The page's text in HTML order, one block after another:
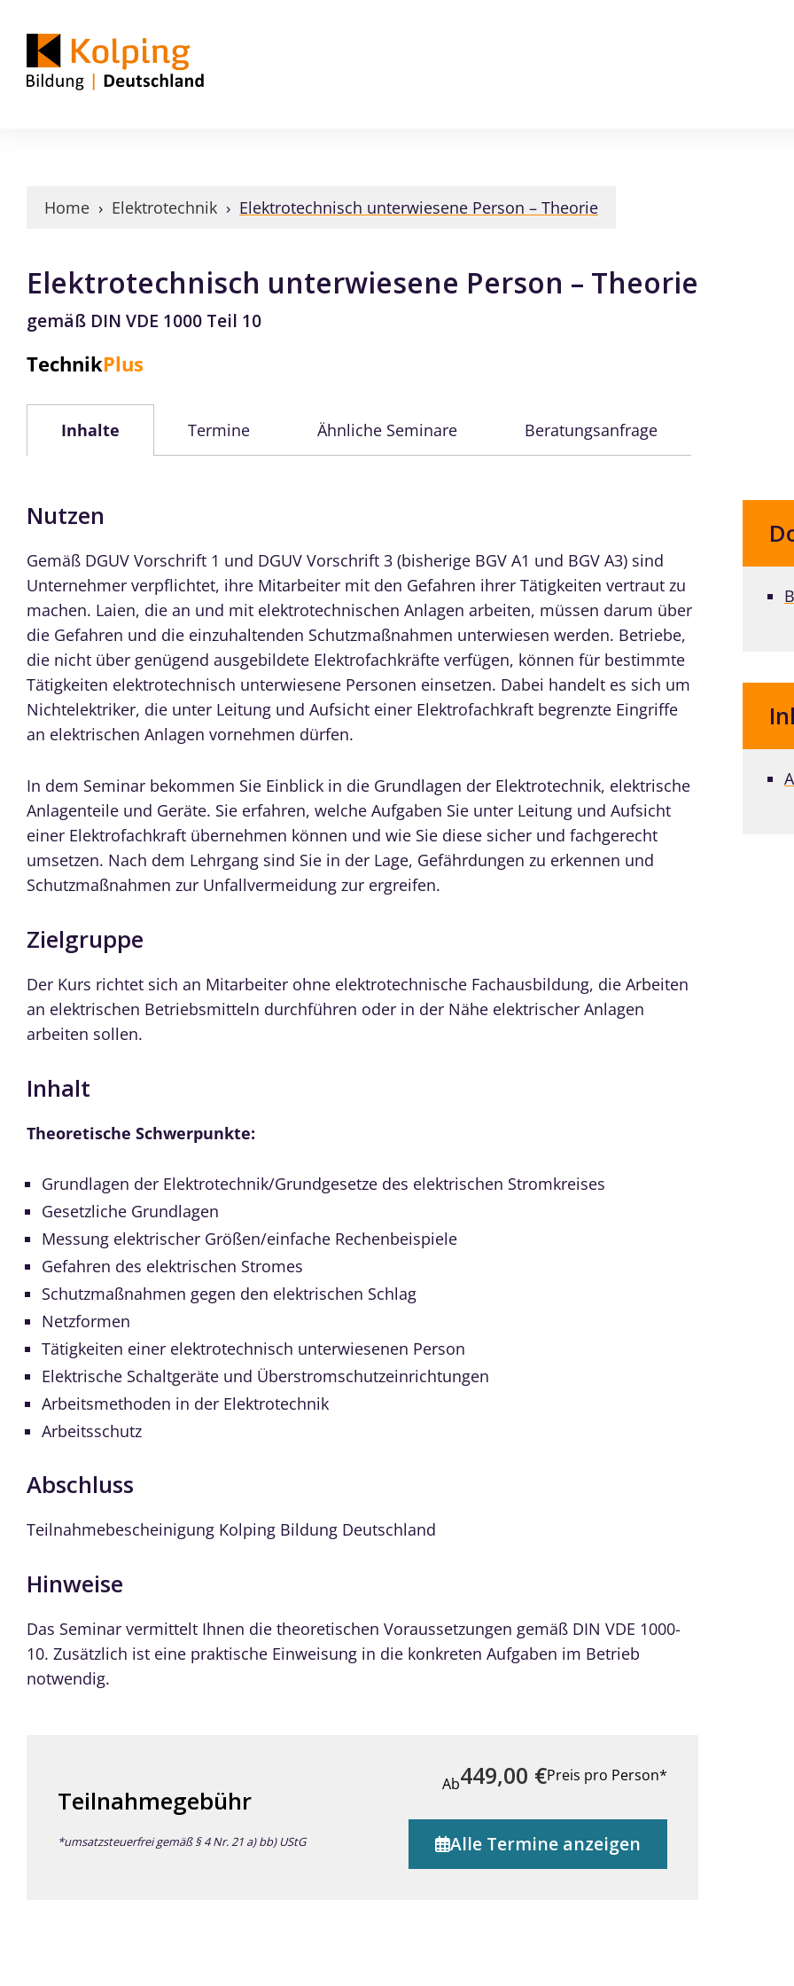
Home › Elektrotechnik › Elektrotechnisch unterwiesene Person – Theorie
Elektrotechnisch unterwiesene Person – Theorie
gemäß DIN VDE 1000 Teil 10
TechnikPlus
Inhalte Termine Ähnliche Seminare Beratungsanfrage
Nutzen
Gemäß DGUV Vorschrift 1 und DGUV Vorschrift 3 (bisherige BGV A1 und BGV A3) sind
Unternehmer verpflichtet, ihre Mitarbeiter mit den Gefahren ihrer Tätigkeiten vertraut zu
machen. Laien, die an und mit elektrotechnischen Anlagen arbeiten, müssen darum über
die Gefahren und die einzuhaltenden Schutzmaßnahmen unterwiesen werden. Betriebe,
die nicht über genügend ausgebildete Elektrofachkräfte verfügen, können für bestimmte
Tätigkeiten elektrotechnisch unterwiesene Personen einsetzen. Dabei handelt es sich um
Nichtelektriker, die unter Leitung und Aufsicht einer Elektrofachkraft begrenzte Eingriffe
an elektrischen Anlagen vornehmen dürfen.
In dem Seminar bekommen Sie Einblick in die Grundlagen der Elektrotechnik, elektrische
Anlagenteile und Geräte. Sie erfahren, welche Aufgaben Sie unter Leitung und Aufsicht
einer Elektrofachkraft übernehmen können und wie Sie diese sicher und fachgerecht
umsetzen. Nach dem Lehrgang sind Sie in der Lage, Gefährdungen zu erkennen und
Schutzmaßnahmen zur Unfallvermeidung zur ergreifen.
Zielgruppe
Der Kurs richtet sich an Mitarbeiter ohne elektrotechnische Fachausbildung, die Arbeiten
an elektrischen Betriebsmitteln durchführen oder in der Nähe elektrischer Anlagen
arbeiten sollen.
Inhalt
Theoretische Schwerpunkte:
Grundlagen der Elektrotechnik/Grundgesetze des elektrischen Stromkreises
Gesetzliche Grundlagen
Messung elektrischer Größen/einfache Rechenbeispiele
Gefahren des elektrischen Stromes
Schutzmaßnahmen gegen den elektrischen Schlag
Netzformen
Tätigkeiten einer elektrotechnisch unterwiesenen Person
Elektrische Schaltgeräte und Überstromschutzeinrichtungen
Arbeitsmethoden in der Elektrotechnik
Arbeitsschutz
Abschluss
Teilnahmebescheinigung Kolping Bildung Deutschland
Hinweise
Das Seminar vermittelt Ihnen die theoretischen Voraussetzungen gemäß DIN VDE 1000-
10. Zusätzlich ist eine praktische Einweisung in die konkreten Aufgaben im Betrieb
notwendig.
Teilnahmegebühr
*umsatzsteuerfrei gemäß § 4 Nr. 21 a) bb) UStG
Ab449,00 €Preis pro Person*
Alle Termine anzeigen